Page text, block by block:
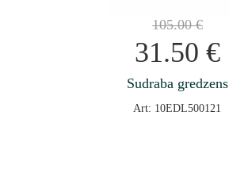
105.00€
31.50 €
Sudraba gredzens
Art: 10EDL500121